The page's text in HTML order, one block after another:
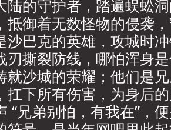
陆的守护者，踏遍蜈蚣
抵御着无数怪物的侵袭
沙巴克的英雄，攻城时
刃撕裂防线，哪怕浑身
就沙城的荣耀；他们是
扛下所有伤害，为身后
“兄弟别怕，有我在”，